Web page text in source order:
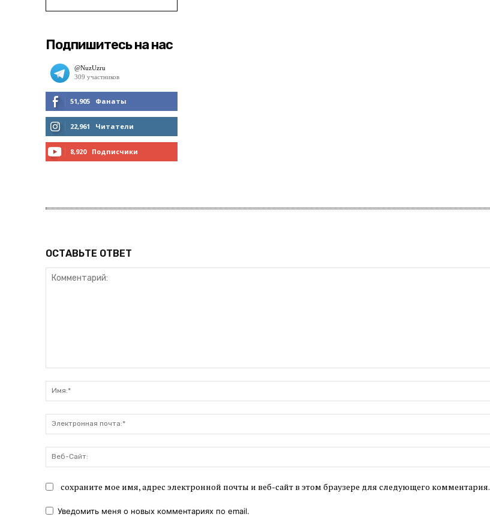
Подпишитесь на нас
51,905 Фанаты
МНЕ НРАВИТСЯ
22,961 Читатели
8,920 Подписчики
ОСТАВЬТЕ ОТВЕТ
сохраните мое имя, адрес электронной почты и веб-сайт в этом браузере для следующего комментария.
Уведомить меня о новых комментариях по email.